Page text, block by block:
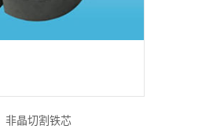
非晶切割铁芯